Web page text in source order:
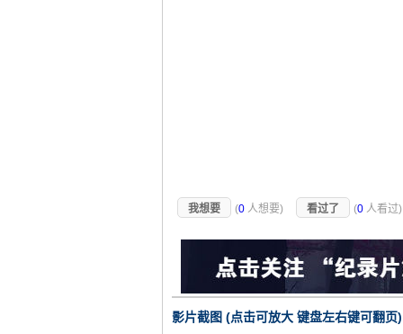
我想要 (0 人想要) 看过了 (0 人看过
影片截图 (点击可放大 键盘左右键可翻页)